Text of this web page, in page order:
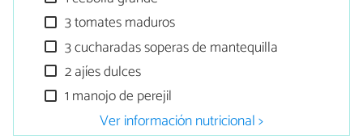
3 tomates maduros
3 cucharadas soperas de mantequilla
2 ajíes dulces
1 manojo de perejil
Ver información nutricional >